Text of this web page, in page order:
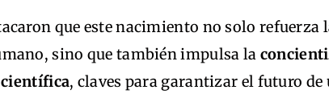
que este nacimiento no solo refuerza
sino que también impulsa la
, claves para garantizar el futuro de